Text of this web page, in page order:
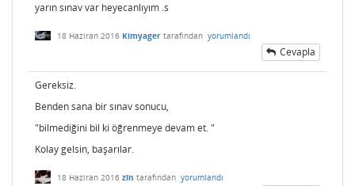
yarın sınav var heyecanlıyım .s
18 Haziran 2016 Kimyager tarafından yorumlandı
Cevapla
Gereksiz.
Benden sana bir sınav sonucu,
"bilmediğini bil ki öğrenmeye devam et. "
Kolay gelsin, başarılar.
18 Haziran 2016 zîn tarafından yorumlandı